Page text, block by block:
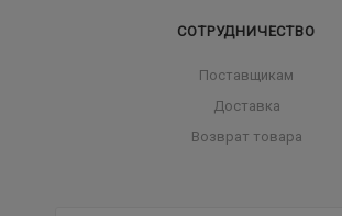
СОТРУДНИЧЕСТВО
Поставщикам
Доставка
Возврат товара